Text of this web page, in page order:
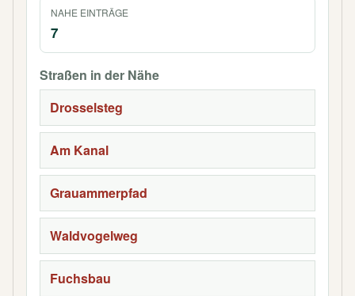
NAHE EINTRÄGE
7
Straßen in der Nähe
Drosselsteg
Am Kanal
Grauammerpfad
Waldvogelweg
Fuchsbau